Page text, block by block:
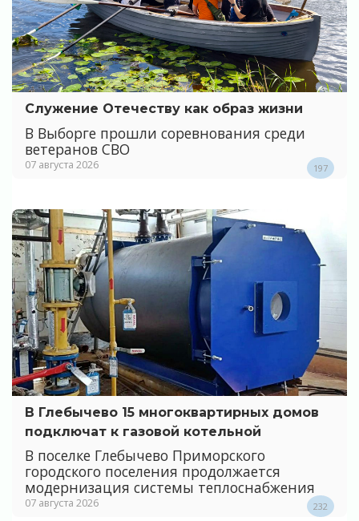
Служение Отечеству как образ жизни
В Выборге прошли соревнования среди
ветеранов СВО
07 августа 2026 197
В Глебычево 15 многоквартирных домов
подключат к газовой котельной
В поселке Глебычево Приморского
городского поселения продолжается
модернизация системы теплоснабжения
07 августа 2026 232